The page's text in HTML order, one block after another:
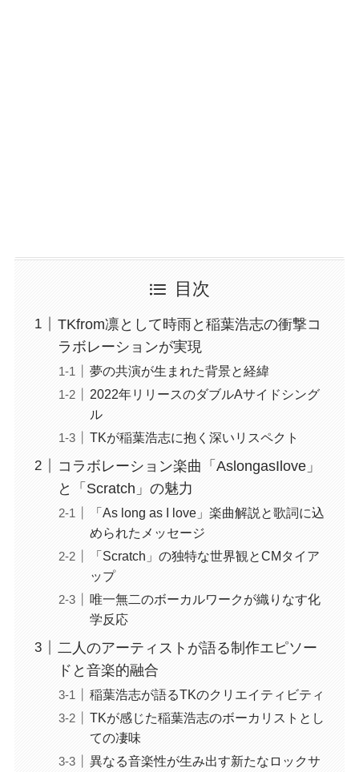
目次
TKfrom凛として時雨と稲葉浩志の衝撃コ
ラボレーションが実現
夢の共演が生まれた背景と経緯
2022年リリースのダブルAサイドシング
ル
TKが稲葉浩志に抱く深いリスペクト
コラボレーション楽曲「AslongasIlove」
と「Scratch」の魅力
「As long as I love」楽曲解説と歌詞に込
められたメッセージ
「Scratch」の独特な世界観とCMタイア
ップ
唯一無二のボーカルワークが織りなす化
学反応
二人のアーティストが語る制作エピソー
ドと音楽的融合
稲葉浩志が語るTKのクリエイティビティ
TKが感じた稲葉浩志のボーカリストとし
ての凄味
異なる音楽性が生み出す新たなロックサ